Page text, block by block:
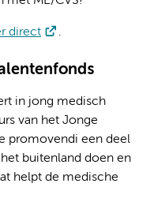
direct .
in jong medisch
van het Jonge
promovendi een deel
buitenland doen en
helpt de medische